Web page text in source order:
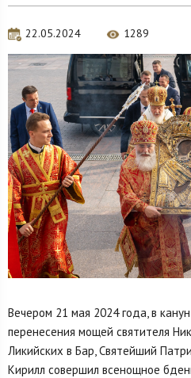
22.05.2024 1289
Вечером 21 мая 2024 года, в
перенесения мощей святителя
Ликийских в Бар, Святейший
Кирилл совершил всенощное